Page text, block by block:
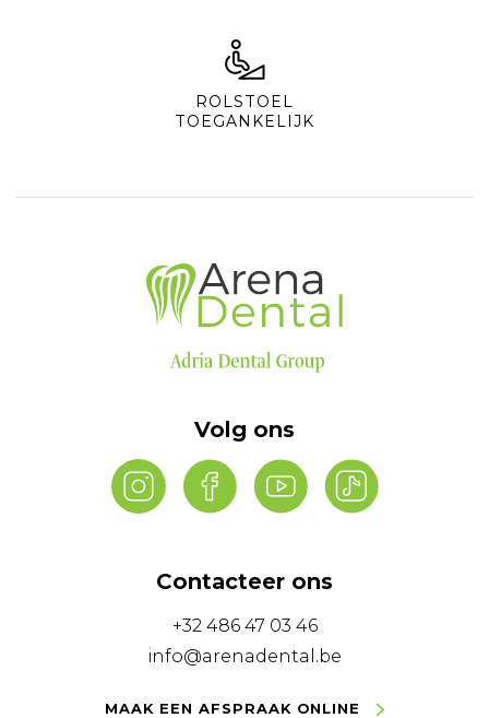
ROLSTOEL
TOEGANKELIJK
Contacteer ons
+32 486 47 03 46
info@arenadental.be
MAAK EEN AFSPRAAK ONLINE
Volg ons